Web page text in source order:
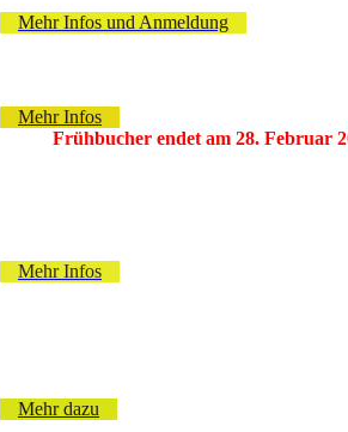
Mehr Infos und Anmeldung
Mehr Infos
Frühbucher endet am 28. Februar
Mehr Infos
Mehr dazu